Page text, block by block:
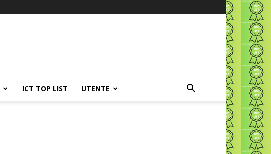
ICT TOP LIST UTENTE